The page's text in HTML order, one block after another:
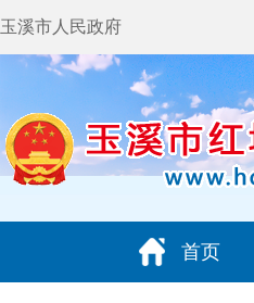
玉溪市人民政府
首页